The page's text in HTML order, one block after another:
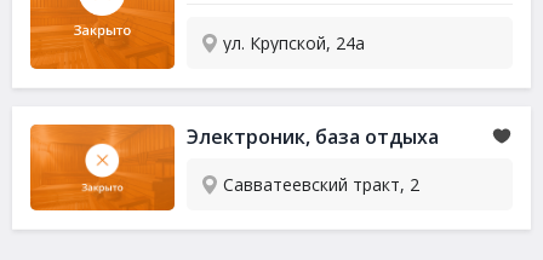
ул. Крупской, 24а
Электроник, база отдыха
Савватеевский тракт, 2